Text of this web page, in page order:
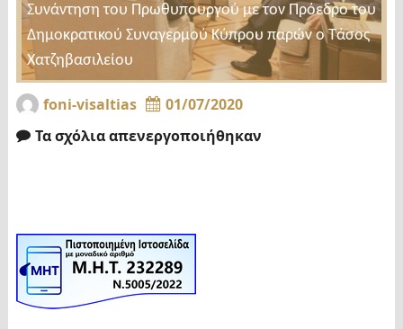
Συνάντηση του Πρωθυπουργού με τον Πρόεδρο του
Δημοκρατικού Συναγερμού Κύπρου παρών ο Τάσος
Χατζηβασιλείου
foni-visaltias
01/07/2020
Τα σχόλια απενεργοποιήθηκαν